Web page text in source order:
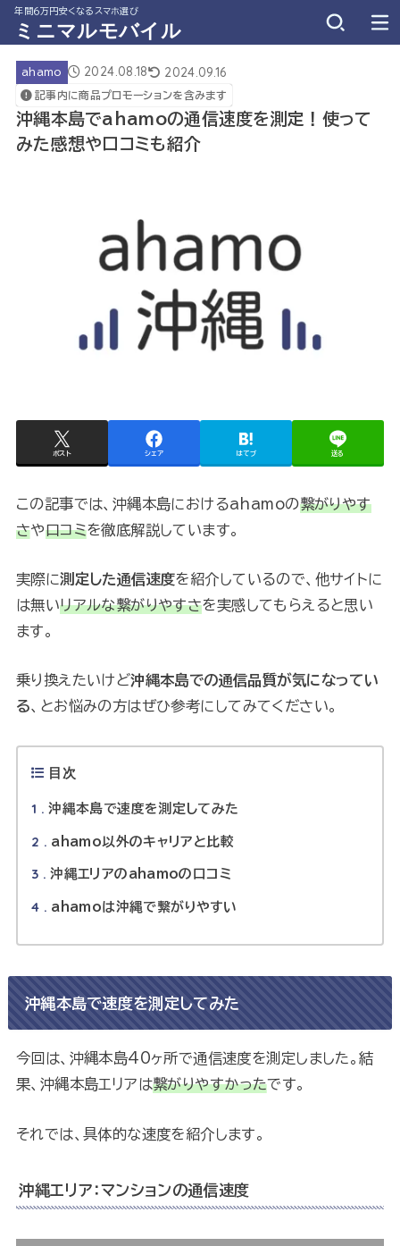
年間６万円安くなるスマホ選び
ミニマルモバイル
ahamo 2024.08.18 2024.09.16
記事内に商品プロモーションを含みます
沖縄本島でahamoの通信速度を測定！使って
みた感想や口コミも紹介
ポスト シェア はてブ 送る
この記事では、沖縄本島におけるahamoの繋がりやす
さや口コミを徹底解説しています。
実際に測定した通信速度を紹介しているので、他サイトに
は無いリアルな繋がりやすさを実感してもらえると思い
ます。
乗り換えたいけど沖縄本島での通信品質が気になってい
る、とお悩みの方はぜひ参考にしてみてください。
目次
1 沖縄本島で速度を測定してみた
2 ahamo以外のキャリアと比較
3 沖縄エリアのahamoの口コミ
4 ahamoは沖縄で繋がりやすい
沖縄本島で速度を測定してみた
今回は、沖縄本島40ヶ所で通信速度を測定しました。結
果、沖縄本島エリアは繋がりやすかったです。
それでは、具体的な速度を紹介します。
沖縄エリア：マンションの通信速度